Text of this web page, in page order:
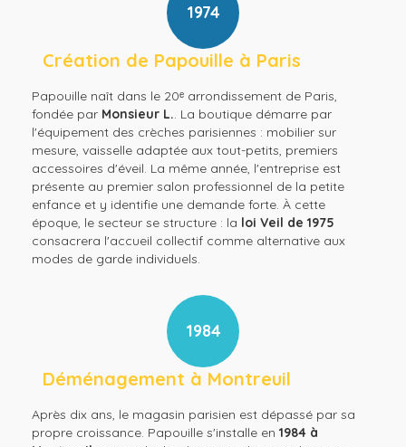
1974
Création de Papouille à Paris
Papouille naît dans le 20ᵉ arrondissement de Paris,
fondée par Monsieur L.. La boutique démarre par
l'équipement des crèches parisiennes : mobilier sur
mesure, vaisselle adaptée aux tout-petits, premiers
accessoires d'éveil. La même année, l'entreprise est
présente au premier salon professionnel de la petite
enfance et y identifie une demande forte. À cette
époque, le secteur se structure : la loi Veil de 1975
consacrera l'accueil collectif comme alternative aux
modes de garde individuels.
1984
Déménagement à Montreuil
Après dix ans, le magasin parisien est dépassé par sa
propre croissance. Papouille s'installe en 1984 à